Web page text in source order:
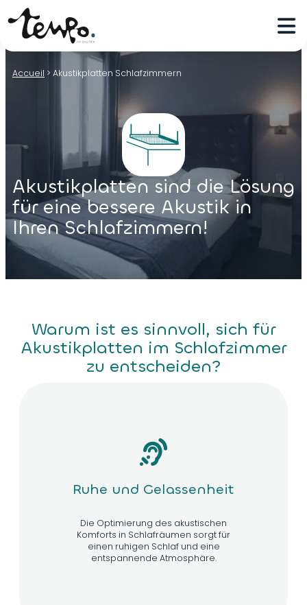
Accueil > Akustikplatten Schlafzimmern
Akustikplatten sind die Lösung
für eine bessere Akustik in
Ihren Schlafzimmern!
Warum ist es sinnvoll, sich für
Akustikplatten im Schlafzimmer
zu entscheiden?
Ruhe und Gelassenheit
Die Optimierung des akustischen
Komforts in Schlafräumen sorgt für
einen ruhigen Schlaf und eine
entspannende Atmosphäre.